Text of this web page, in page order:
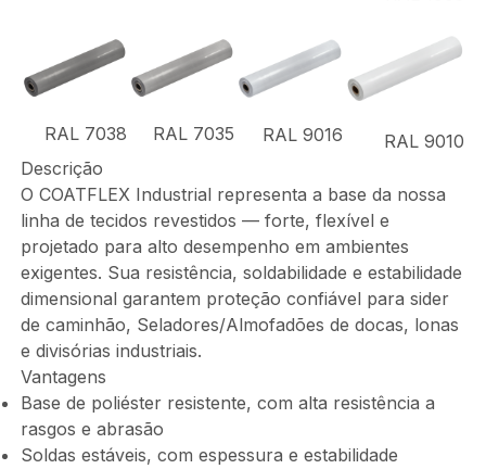
RAL 7038 RAL 7035 RAL 9016
RAL 9010
Descrição
O COATFLEX Industrial representa a base da nossa
linha de tecidos revestidos — forte, flexível e
projetado para alto desempenho em ambientes
exigentes. Sua resistência, soldabilidade e estabilidade
dimensional garantem proteção confiável para sider
de caminhão, Seladores/Almofadões de docas, lonas
e divisórias industriais.
Vantagens
Base de poliéster resistente, com alta resistência a
rasgos e abrasão
Soldas estáveis, com espessura e estabilidade